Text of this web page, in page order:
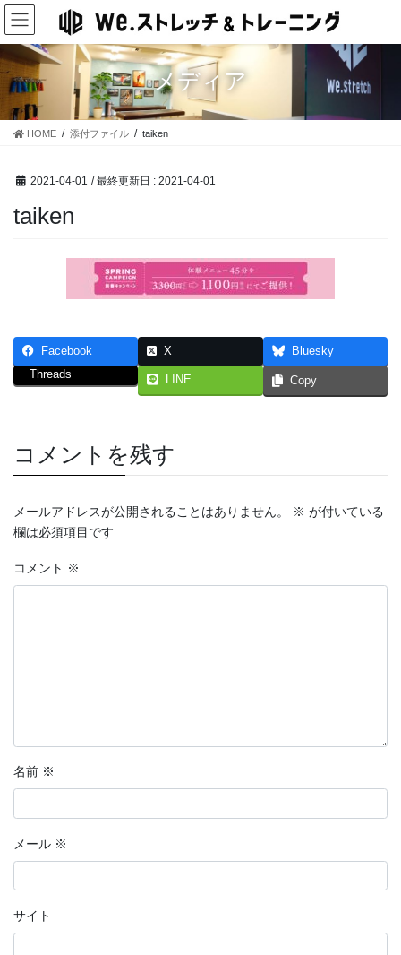
コ
ン
テ
ン
ツ
移
ナ
ビ
ゲ
ー
シ
ン
メディア
HOME 添付ファイル taiken
2021-04-01 / 最終更新日 : 2021-04-01
taiken
Facebook X
Bluesky
Threads
LINE Copy
コメントを残す
メールアドレスが公開されることはありません。 ※ が付いている
欄は必須項目です
コメント ※
名前 ※
メール ※
サイト